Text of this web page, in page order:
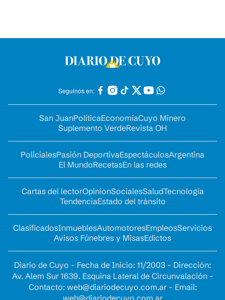
Seguinos en:
San JuanPolíticaEconomíaCuyo Minero
Suplemento VerdeRevista OH
PolicialesPasión DeportivaEspectáculosArgentina
El MundoRecetasEn las redes
Cartas del lectorOpinionSocialesSaludTecnología
TendenciaEstado del tránsito
ClasificadosInmueblesAutomotoresEmpleosServicios
Avisos Fúnebres y MisasEdictos
Diario de Cuyo - Fecha de Inicio: 11/2003 - Dirección:
Av. Alem Sur 1639. Esquina Lateral de Circunvalación -
Contacto: web@diariodecuyo.com.ar- Email: